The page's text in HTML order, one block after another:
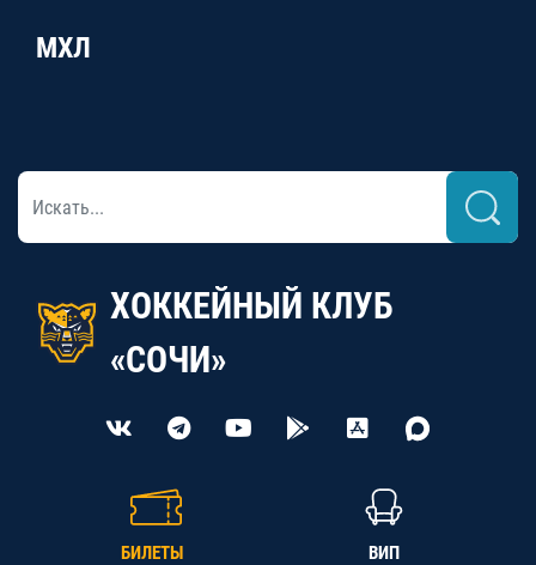
МХЛ
ХОККЕЙНЫЙ КЛУБ
«СОЧИ»
БИЛЕТЫ ВИП